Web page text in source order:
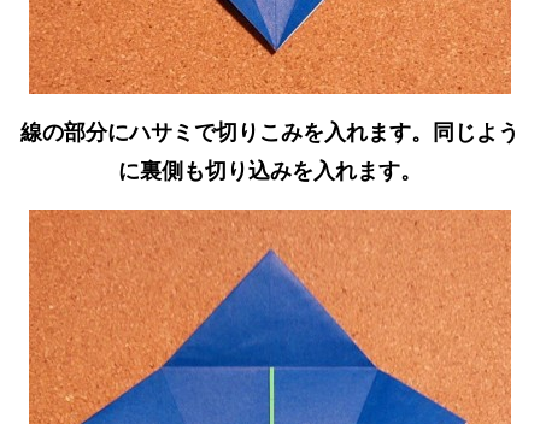
線の部分にハサミで切りこみを入れます。同じよう
に裏側も切り込みを入れます。